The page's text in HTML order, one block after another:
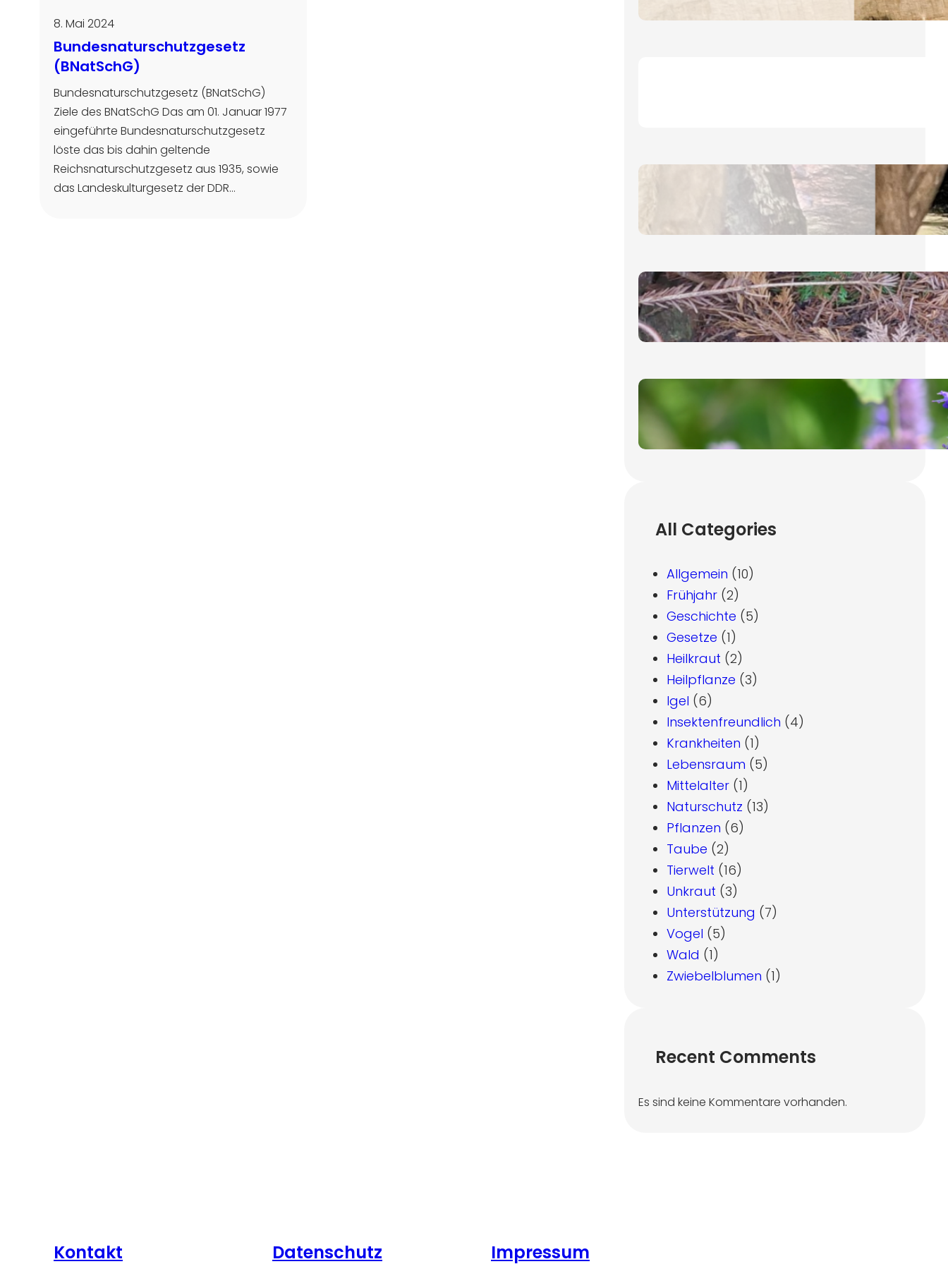
8. Mai 2024
Bundesnaturschutzgesetz
(BNatSchG)
Bundesnaturschutzgesetz (BNatSchG)
Ziele des BNatSchG Das am 01. Januar 1977
eingeführte Bundesnaturschutzgesetz
löste das bis dahin geltende
Reichsnaturschutzgesetz aus 1935, sowie
das Landeskulturgesetz der DDR…
Eichhörnchen – Allgemeines
12. Dezember 2024
Igel – Schlafmöglichkeiten im
Garten
19. November 2024
Ysop, lat. Hyssopus Officinalis
7. November 2024
All Categories
Allgemein (10)
Frühjahr (2)
Geschichte (5)
Gesetze (1)
Heilkraut (2)
Heilpflanze (3)
Igel (6)
Insektenfreundlich (4)
Krankheiten (1)
Lebensraum (5)
Mittelalter (1)
Naturschutz (13)
Pflanzen (6)
Taube (2)
Tierwelt (16)
Unkraut (3)
Unterstützung (7)
Vogel (5)
Wald (1)
Zwiebelblumen (1)
Recent Comments
Es sind keine Kommentare vorhanden.
Kontakt Datenschutz Impressum